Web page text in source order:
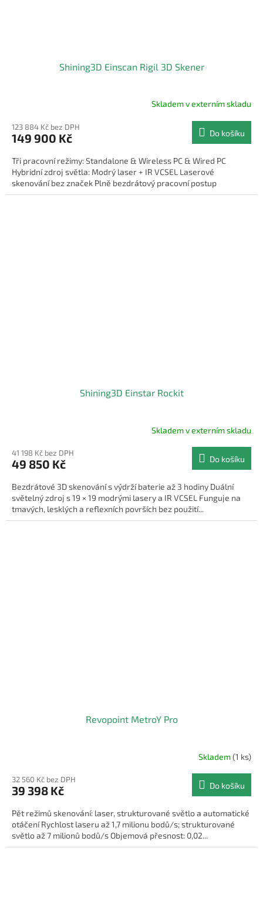
Shining3D Einscan Rigil 3D Skener
Skladem v externím skladu
123 884 Kč bez DPH
149 900 Kč Do košíku
Tři pracovní režimy: Standalone & Wireless PC & Wired PC
Hybridní zdroj světla: Modrý laser + IR VCSEL Laserové
skenování bez značek Plně bezdrátový pracovní postup
Shining3D Einstar Rockit
Skladem v externím skladu
41 198 Kč bez DPH
49 850 Kč Do košíku
Bezdrátové 3D skenování s výdrží baterie až 3 hodiny Duální
světelný zdroj s 19 × 19 modrými lasery a IR VCSEL Funguje na
tmavých, lesklých a reflexních površích bez použití...
Revopoint MetroY Pro
Skladem(1 ks)
32 560 Kč bez DPH
39 398 Kč Do košíku
Pět režimů skenování: laser, strukturované světlo a automatické
otáčení Rychlost laseru až 1,7 milionu bodů/s; strukturované
světlo až 7 milionů bodů/s Objemová přesnost: 0,02...